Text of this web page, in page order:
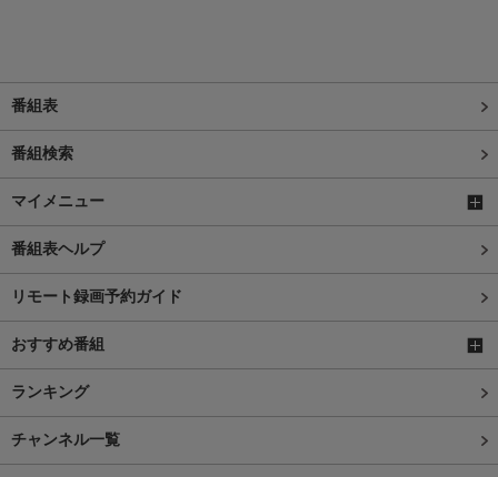
番組表
番組検索
マイメニュー
番組表ヘルプ
リモート録画予約ガイド
おすすめ番組
ランキング
チャンネル一覧